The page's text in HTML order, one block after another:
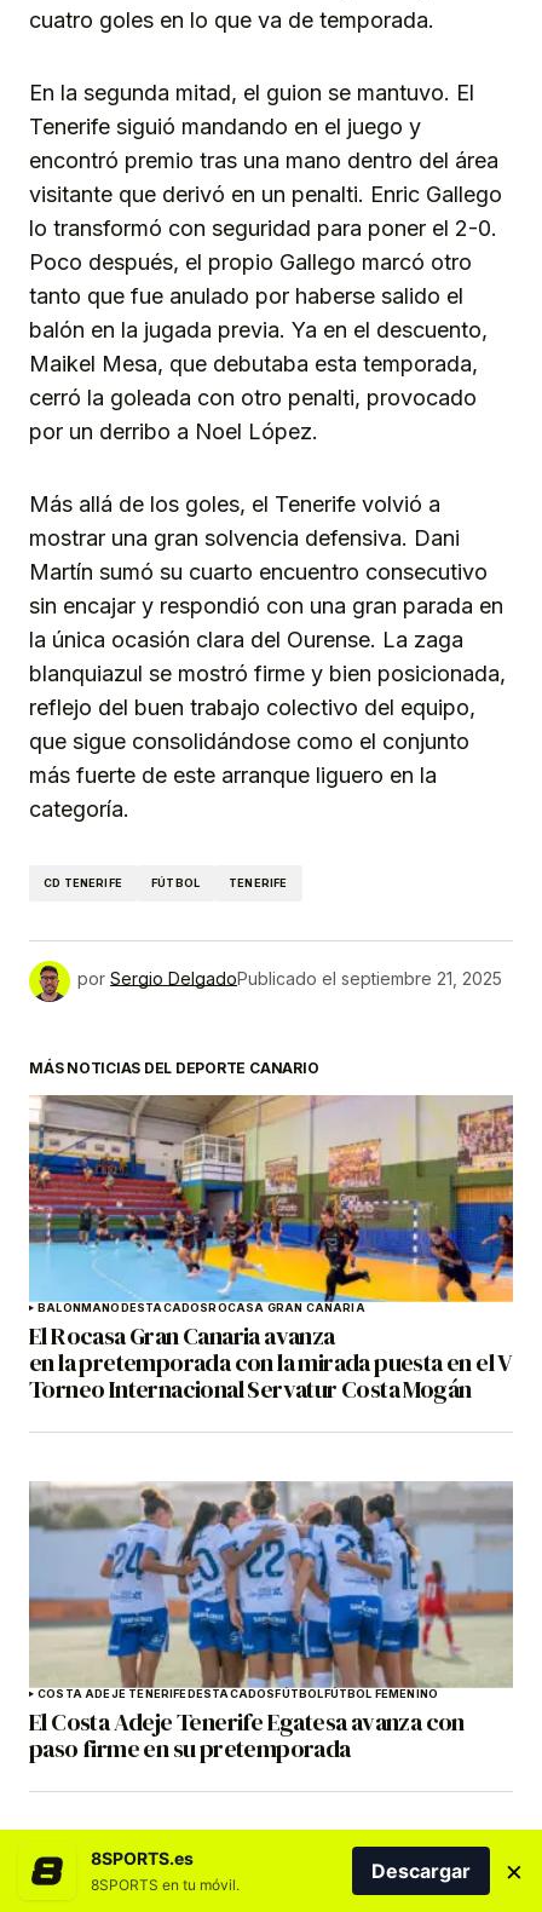
cuatro goles en lo que va de temporada.
En la segunda mitad, el guion se mantuvo. El
Tenerife siguió mandando en el juego y
encontró premio tras una mano dentro del área
visitante que derivó en un penalti. Enric Gallego
lo transformó con seguridad para poner el 2-0.
Poco después, el propio Gallego marcó otro
tanto que fue anulado por haberse salido el
balón en la jugada previa. Ya en el descuento,
Maikel Mesa, que debutaba esta temporada,
cerró la goleada con otro penalti, provocado
por un derribo a Noel López.
Más allá de los goles, el Tenerife volvió a
mostrar una gran solvencia defensiva. Dani
Martín sumó su cuarto encuentro consecutivo
sin encajar y respondió con una gran parada en
la única ocasión clara del Ourense. La zaga
blanquiazul se mostró firme y bien posicionada,
reflejo del buen trabajo colectivo del equipo,
que sigue consolidándose como el conjunto
más fuerte de este arranque liguero en la
categoría.
CD TENERIFE FÚTBOL TENERIFE
por Sergio DelgadoPublicado el septiembre 21, 2025
MÁS NOTICIAS DEL DEPORTE CANARIO
BALONMANODESTACADOSROCASA GRAN CANARIA
El Rocasa Gran Canaria avanza
en la pretemporada con la mirada puesta en el V
Torneo Internacional Servatur Costa Mogán
COSTA ADEJE TENERIFEDESTACADOSFÚTBOLFÚTBOL FEMENINO
El Costa Adeje Tenerife Egatesa avanza con
paso firme en su pretemporada
8SPORTS.es
8SPORTS en tu móvil.
Descargar ×